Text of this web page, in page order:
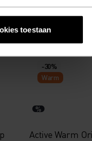
toestaan
€62,95
-30%
Warm
%
Active Warm